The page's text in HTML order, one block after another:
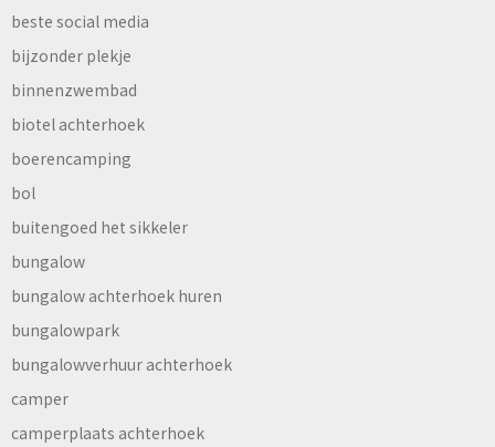
beste social media
bijzonder plekje
binnenzwembad
biotel achterhoek
boerencamping
bol
buitengoed het sikkeler
bungalow
bungalow achterhoek huren
bungalowpark
bungalowverhuur achterhoek
camper
camperplaats achterhoek